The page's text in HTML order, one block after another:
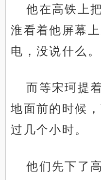
他在高铁上
淮看着他屏幕
电，没说什么。
而等宋珂提
地面前的时候
过几个小时。
他们先下了